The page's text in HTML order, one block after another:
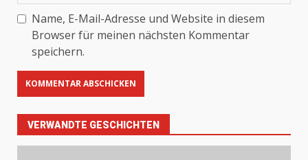
Name, E-Mail-Adresse und Website in diesem
Browser für meinen nächsten Kommentar
speichern.
VERWANDTE GESCHICHTEN